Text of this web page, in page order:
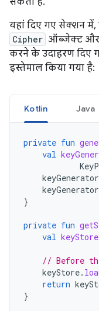
यहां दिए गए सेक्शन में,
Cipher ऑब्जेक्ट और
करने के उदाहरण दिए
इस्तेमाल किया गया है:
Kotlin Java
private fun
val
keyGenerator
keyGenerator
}
private fun
val keyStore
// Before
keyStore.
return
}